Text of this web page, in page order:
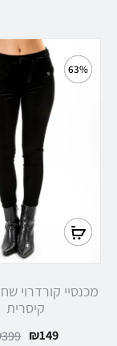
63%
מכנסיי קורדרוי
קיסרית
399 ₪149